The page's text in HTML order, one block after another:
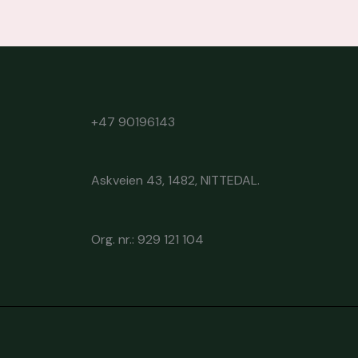
+47 90196143
Askveien 43, 1482, NITTEDAL.
Org. nr.: 929 121 104